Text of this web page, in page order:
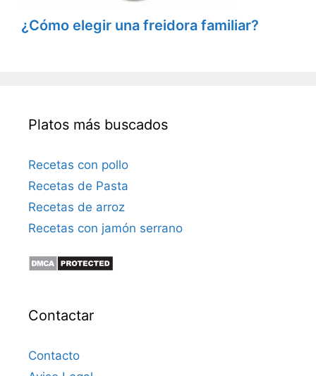
¿Cómo elegir una freidora familiar?
Platos más buscados
Recetas con pollo
Recetas de Pasta
Recetas de arroz
Recetas con jamón serrano
Contactar
Contacto